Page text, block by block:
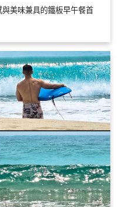
美味兼具的鐵板早午餐首